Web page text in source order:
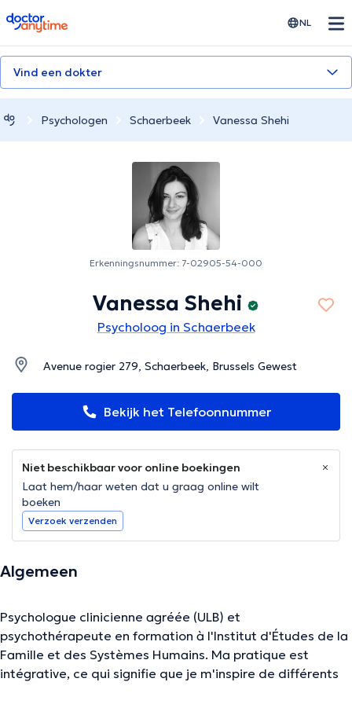
doctoranytime NL
Vind een dokter
Psychologen Schaerbeek Vanessa Shehi
Erkenningsnummer: 7-02905-54-000
Vanessa Shehi
Psycholoog in Schaerbeek
Avenue rogier 279, Schaerbeek, Brussels Gewest
Bekijk het Telefoonnummer
Niet beschikbaar voor online boekingen
Laat hem/haar weten dat u graag online wilt
boeken
Verzoek verzenden
Algemeen
Psychologue clinicienne agréée (ULB) et
psychothérapeute en formation à l'Institut d'Études de la
Famille et des Systèmes Humains. Ma pratique est
intégrative, ce qui signifie que je m'inspire de différents